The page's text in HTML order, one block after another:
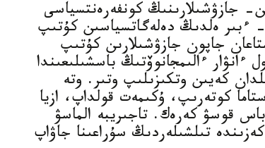
جازۋشىلارىنىڭ كونفەرەنتسياسى
ءبىر ەلدىڭ دەلەگاتسياسىن كۇتىپ
جاپون جازۋشىلارىن كۇتىپ
ءالىمجانوۆتىڭ باسشىلىعىندا
شارا ەدى. ال ەندى بۇل فورۋم 46 جىلدان كەيىن وتكىزىلىپ وتىر. وتە
كوتەرىپ، ۇكىمەت قولداپ، ازيا
قوسۋ كەرەك. تاجىريبە الماسۋ
تىلشىلەردىڭ سۇراعىنا جاۋاپ